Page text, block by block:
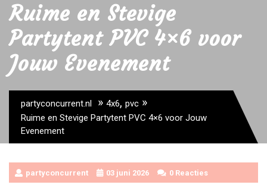
Ruime en Stevige
Partytent PVC 4×6 voor
Jouw Evenement
partyconcurrent.nl » 4x6, pvc »
Ruime en Stevige Partytent PVC 4×6 voor Jouw
Evenement
partyconcurrent 03 juni 2026 0 Reacties